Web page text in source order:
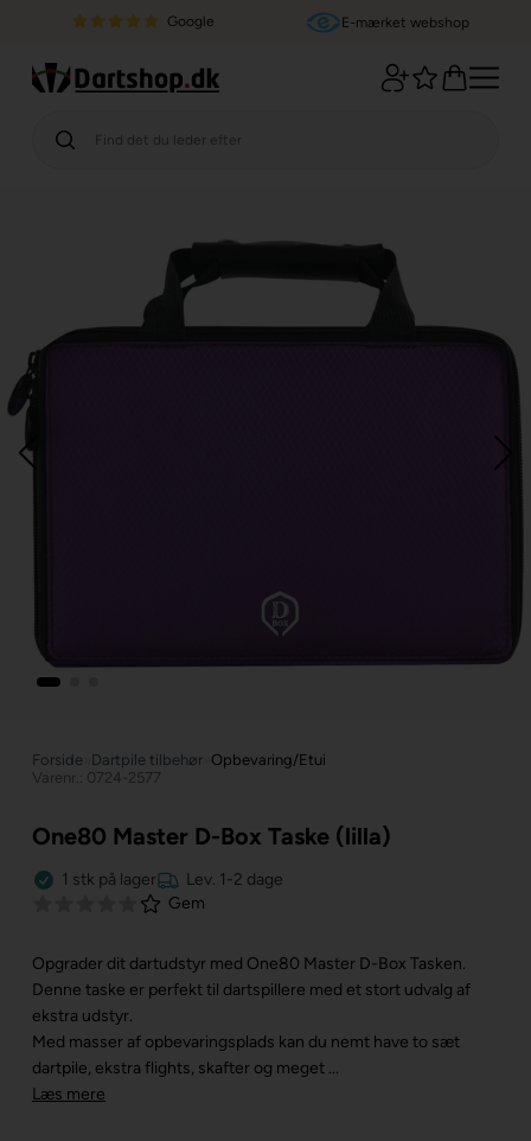
Google E-mærket webshop
Forside Dartpile tilbehør Opbevaring/Etui
Varenr.: 0724-2577
One80 Master D-Box Taske (lilla)
1 stk på lager
Lev. 1-2 dage
Gem
Opgrader dit dartudstyr med One80 Master D-Box Tasken.
Denne taske er perfekt til dartspillere med et stort udvalg af
ekstra udstyr.
Med masser af opbevaringsplads kan du nemt have to sæt
dartpile, ekstra flights, skafter og meget ...
Læs mere